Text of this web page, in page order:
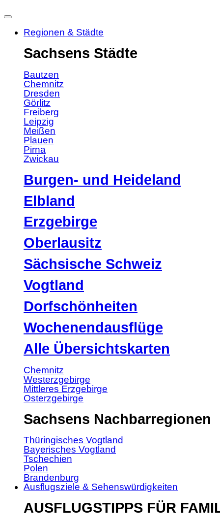
Regionen & Städte
Sachsens Städte
Bautzen
Chemnitz
Dresden
Görlitz
Freiberg
Leipzig
Meißen
Plauen
Pirna
Zwickau
Burgen- und Heideland
Elbland
Erzgebirge
Oberlausitz
Sächsische Schweiz
Vogtland
Dorfschönheiten
Wochenendausflüge
Alle Übersichtskarten
Chemnitz
Westerzgebirge
Mittleres Erzgebirge
Osterzgebirge
Sachsens Nachbarregionen
Thüringisches Vogtland
Bayerisches Vogtland
Tschechien
Polen
Brandenburg
Ausflugsziele & Sehenswürdigkeiten
AUSFLUGSTIPPS FÜR